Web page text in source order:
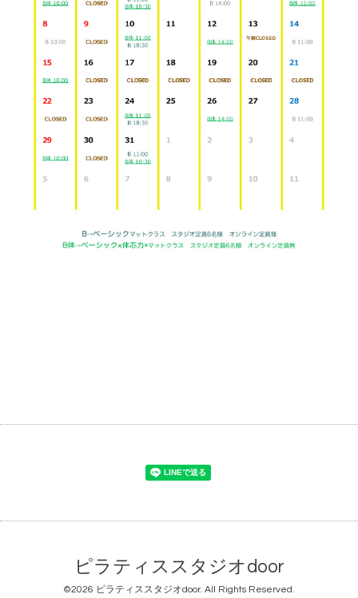
ピラティススタジオdoor
©2026 ピラティススタジオdoor. All Rights Reserved.